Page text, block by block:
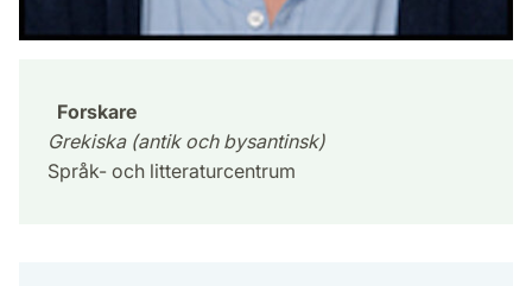
Forskare
Grekiska (antik och bysantinsk)
Språk- och litteraturcentrum